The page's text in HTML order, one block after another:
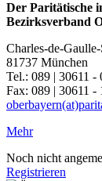
Der Paritätische
Bezirksverband
Charles-de-
81737 München
Tel.: 089 | 30611 -
Fax: 089 | 30611 -
Mehr
Noch nicht
Registrieren